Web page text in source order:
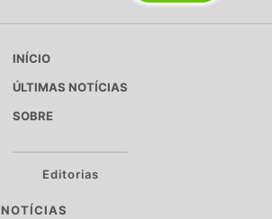
INÍCIO
ÚLTIMAS NOTÍCIAS
SOBRE
Editorias
NOTÍCIAS